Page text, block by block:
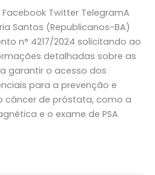
Twitter TelegramA
Santos (Republicanos-BA)
n° 4217/2024 solicitando ao
detalhadas sobre as
garantir o acesso dos
para a prevenção e
câncer de próstata, como a
e o exame de PSA